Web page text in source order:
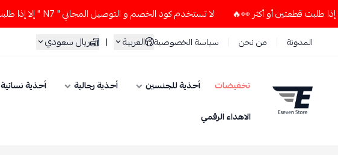
لا تستخدم كود الخصم و التوصيل المجاني " N7 " إلا إذا طلبت قطعتين أو أكثر 👀🔥
المدونة من نحن سياسة الخصوصية العربية | ريال سعودي
ESEVEN STORE
تخفيضات أحذية للجنسين أحذية رجالية أحذية نسائية
الاهداء الرقمي